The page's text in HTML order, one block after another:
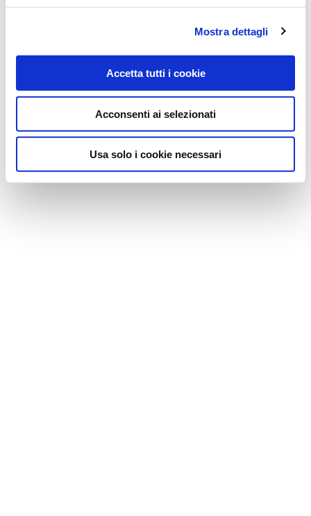
Mostra dettagli
Accetta tutti i cookie
Acconsenti ai selezionati
Usa solo i cookie necessari